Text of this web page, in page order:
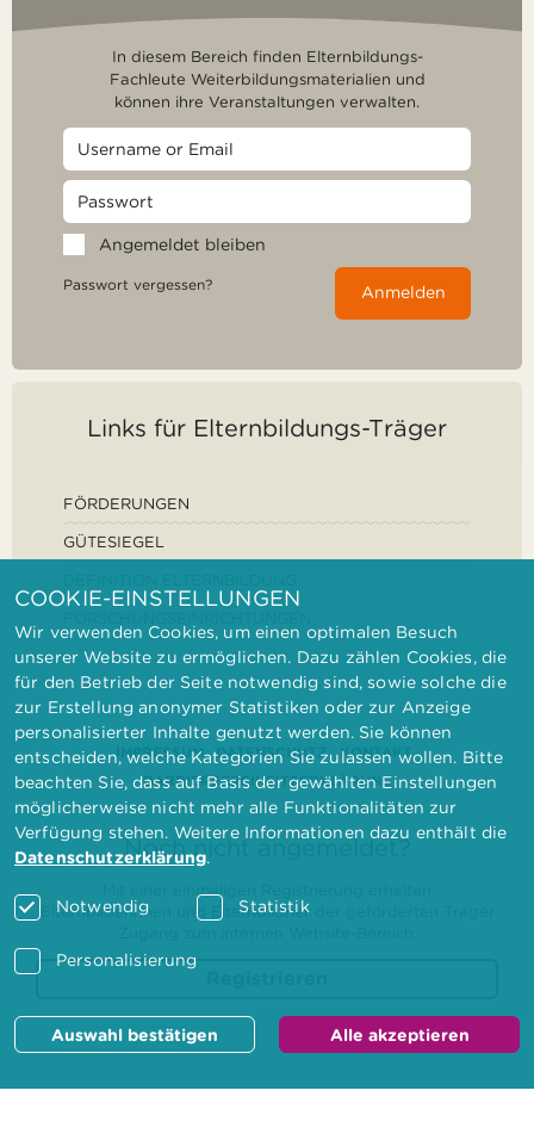
In diesem Bereich finden Elternbildungs-
Fachleute Weiterbildungsmaterialien und
können ihre Veranstaltungen verwalten.
Angemeldet bleiben
Passwort vergessen? Anmelden
Links für Elternbildungs-Träger
FÖRDERUNGEN
GÜTESIEGEL
IMPRESSUM DATENSCHUTZ
KONTAKT
BARRIEREFREIHEITSERKLÄRUNG
Noch nicht angemeldet?
Elternbilderinnen und Elternbildner der geförderten Träger
COOKIE-EINSTELLUNGEN
Wir verwenden Cookies, um einen optimalen Besuch
unserer Website zu ermöglichen. Dazu zählen Cookies, die
für den Betrieb der Seite notwendig sind, sowie solche die
zur Erstellung anonymer Statistiken oder zur Anzeige
personalisierter Inhalte genutzt werden. Sie können
entscheiden, welche Kategorien Sie zulassen wollen. Bitte
beachten Sie, dass auf Basis der gewählten Einstellungen
möglicherweise nicht mehr alle Funktionalitäten zur
Verfügung stehen. Weitere Informationen dazu enthält die
Datenschutzerklärung.
Notwendig Statistik
Personalisierung
Auswahl bestätigen Alle akzeptieren